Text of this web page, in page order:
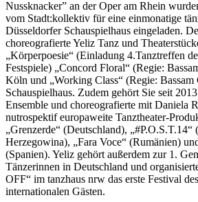
Nussknacker” an der Oper am Rhein
vom Stadt:kollektiv für eine einmonatige
Düsseldorfer Schauspielhaus eingeladen.
choreografierte Yeliz Tanz und
„Körperpoesie“ (Einladung 4.Tanztreffen
Festspiele) „Concord Floral“ (Regie:
Köln und „Working Class“ (Regie:
Schauspielhaus. Zudem gehört Sie seit
Ensemble und choreografierte mit Daniela
nutrospektif europaweite Tanztheater-
„Grenzerde“ (Deutschland), „#P.O.S.T.14“
Herzegowina), „Fara Voce“ (Rumänien)
(Spanien). Yeliz gehört außerdem zur 1.
Tänzerinnen in Deutschland und
OFF“ im tanzhaus nrw das erste Festival
internationalen Gästen.